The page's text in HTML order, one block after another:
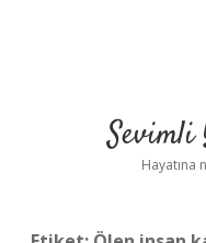
Sevimli
Hayatına